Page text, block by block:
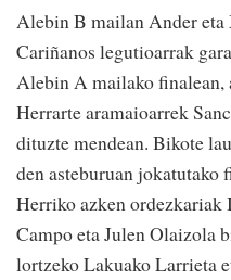
Alebin B mailan Ander
Cariñanos legutioarrak
Alebin A mailako
Herrarte aramaioarrek
dituzte mendean. Bikote
den asteburuan jokatutako
Herriko azken
Campo eta Julen Olaizola
lortzeko Lakuako Larrieta